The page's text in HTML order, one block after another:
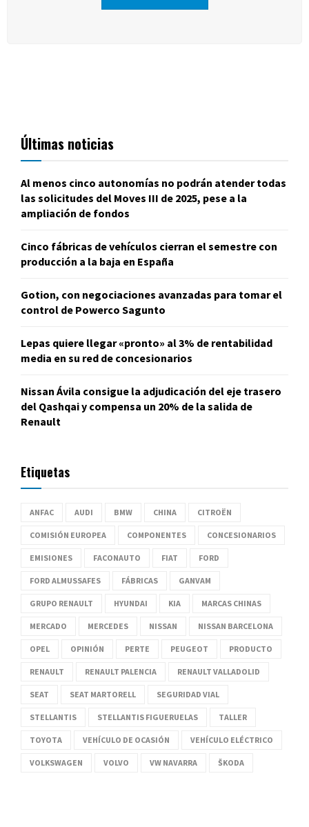
Últimas noticias
Al menos cinco autonomías no podrán atender todas
las solicitudes del Moves III de 2025, pese a la
ampliación de fondos
Cinco fábricas de vehículos cierran el semestre con
producción a la baja en España
Gotion, con negociaciones avanzadas para tomar el
control de Powerco Sagunto
Lepas quiere llegar «pronto» al 3% de rentabilidad
media en su red de concesionarios
Nissan Ávila consigue la adjudicación del eje trasero
del Qashqai y compensa un 20% de la salida de
Renault
Etiquetas
ANFAC AUDI BMW CHINA CITROËN
COMISIÓN EUROPEA COMPONENTES CONCESIONARIOS
EMISIONES FACONAUTO FIAT FORD
FORD ALMUSSAFES FÁBRICAS GANVAM
GRUPO RENAULT HYUNDAI KIA MARCAS CHINAS
MERCADO MERCEDES NISSAN NISSAN BARCELONA
OPEL OPINIÓN PERTE PEUGEOT PRODUCTO
RENAULT RENAULT PALENCIA RENAULT VALLADOLID
SEAT SEAT MARTORELL SEGURIDAD VIAL
STELLANTIS STELLANTIS FIGUERUELAS TALLER
TOYOTA VEHÍCULO DE OCASIÓN VEHÍCULO ELÉCTRICO
VOLKSWAGEN VOLVO VW NAVARRA ŠKODA